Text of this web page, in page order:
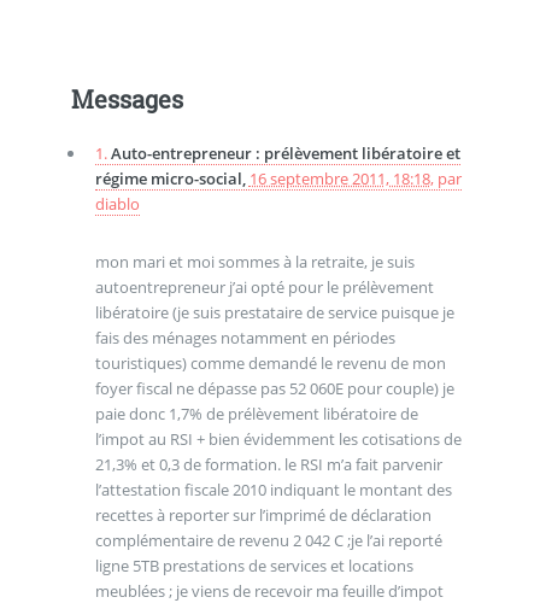
Messages
1.Auto-entrepreneur : prélèvement libératoire et
régime micro-social, 16 septembre 2011, 18:18, par
diablo
mon mari et moi sommes à la retraite, je suis
autoentrepreneur j’ai opté pour le prélèvement
libératoire (je suis prestataire de service puisque je
fais des ménages notamment en périodes
touristiques) comme demandé le revenu de mon
foyer fiscal ne dépasse pas 52 060E pour couple) je
paie donc 1,7% de prélèvement libératoire de
l’impot au RSI + bien évidemment les cotisations de
21,3% et 0,3 de formation. le RSI m’a fait parvenir
l’attestation fiscale 2010 indiquant le montant des
recettes à reporter sur l’imprimé de déclaration
complémentaire de revenu 2 042 C ;je l’ai reporté
ligne 5TB prestations de services et locations
meublées ; je viens de recevoir ma feuille d’impot